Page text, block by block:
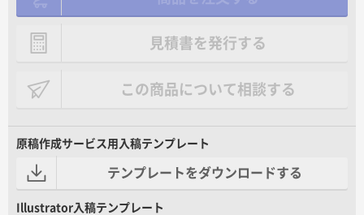
見積書を発行する
この商品について相談する
原稿作成サービス用入稿テンプレート
テンプレートをダウンロードする
Illustrator入稿テンプレート